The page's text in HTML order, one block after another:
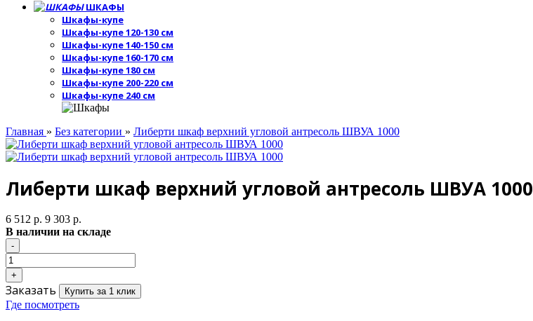
ШКАФЫ
Шкафы-купе
Шкафы-купе 120-130 см
Шкафы-купе 140-150 см
Шкафы-купе 160-170 см
Шкафы-купе 180 см
Шкафы-купе 200-220 см
Шкафы-купе 240 см
Главная » Без категории » Либерти шкаф верхний угловой антресоль ШВУА 1000
Либерти шкаф верхний угловой антресоль ШВУА 1000
6 512 р. 9 303 р.
В наличии на складе
Заказать Купить за 1 клик
Где посмотреть